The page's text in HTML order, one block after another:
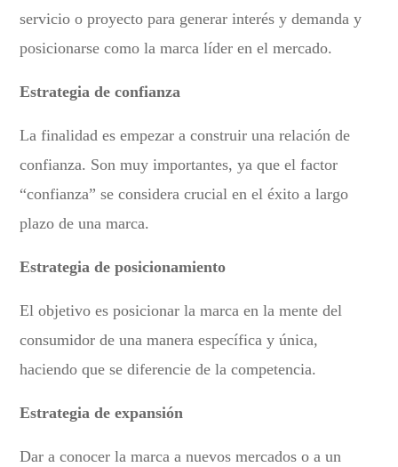
servicio o proyecto para generar interés y demanda y
posicionarse como la marca líder en el mercado.
Estrategia de confianza
La finalidad es empezar a construir una relación de
confianza. Son muy importantes, ya que el factor
“confianza” se considera crucial en el éxito a largo
plazo de una marca.
Estrategia de posicionamiento
El objetivo es posicionar la marca en la mente del
consumidor de una manera específica y única,
haciendo que se diferencie de la competencia.
Estrategia de expansión
Dar a conocer la marca a nuevos mercados o a un